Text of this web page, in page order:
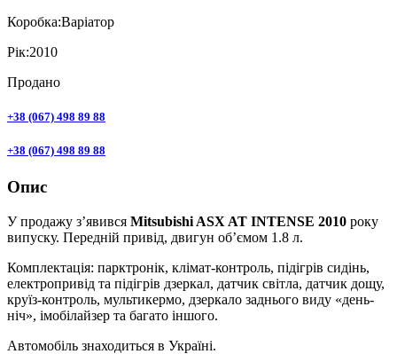
Коробка:Варіатор
Рік:2010
Продано
+38 (067) 498 89 88
+38 (067) 498 89 88
Опис
У продажу з’явився Mitsubishi ASX AT INTENSE 2010 року
випуску. Передній привід, двигун об’ємом 1.8 л.
Комплектація: парктронік, клімат-контроль, підігрів сидінь,
електропривід та підігрів дзеркал, датчик світла, датчик дощу,
круїз-контроль, мультикермо, дзеркало заднього виду «день-
ніч», імобілайзер та багато іншого.
Автомобіль знаходиться в Україні.